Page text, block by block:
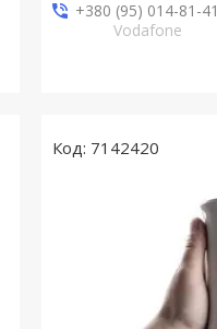
+380 (95) 014-81-41
Vodafone
7142420